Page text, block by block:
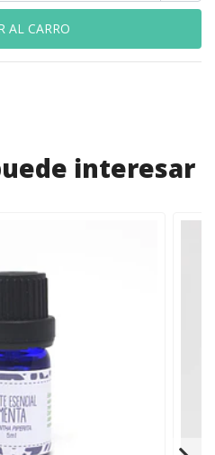
interesar